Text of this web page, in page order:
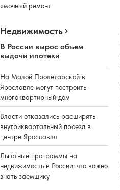
ямочный ремонт
Недвижимость
В России вырос объем
выдачи ипотеки
На Малой Пролетарской в
Ярославле могут построить
многоквартирный дом
Власти отказались расширять
внутриквартальный проезд в
центре Ярославля
Льготные программы на
недвижимость в России: что важно
знать заемщику